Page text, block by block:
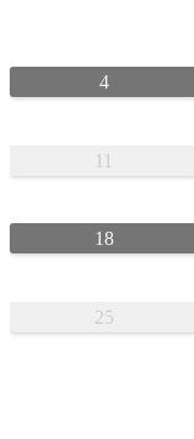
4
11
18
25